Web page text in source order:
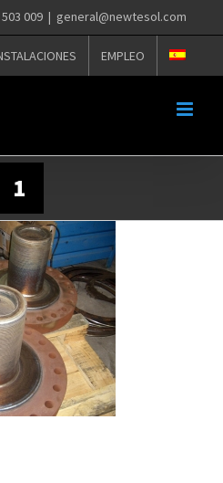
009 | general@newtesol.com
EMPLEO
1